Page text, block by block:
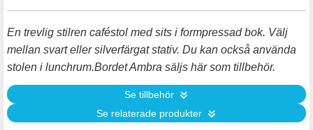
En trevlig stilren caféstol med sits i formpressad bok. Välj
mellan svart eller silverfärgat stativ. Du kan också använda
stolen i lunchrum.Bordet Ambra säljs här som tillbehör.
Se tillbehör
Se relaterade produkter